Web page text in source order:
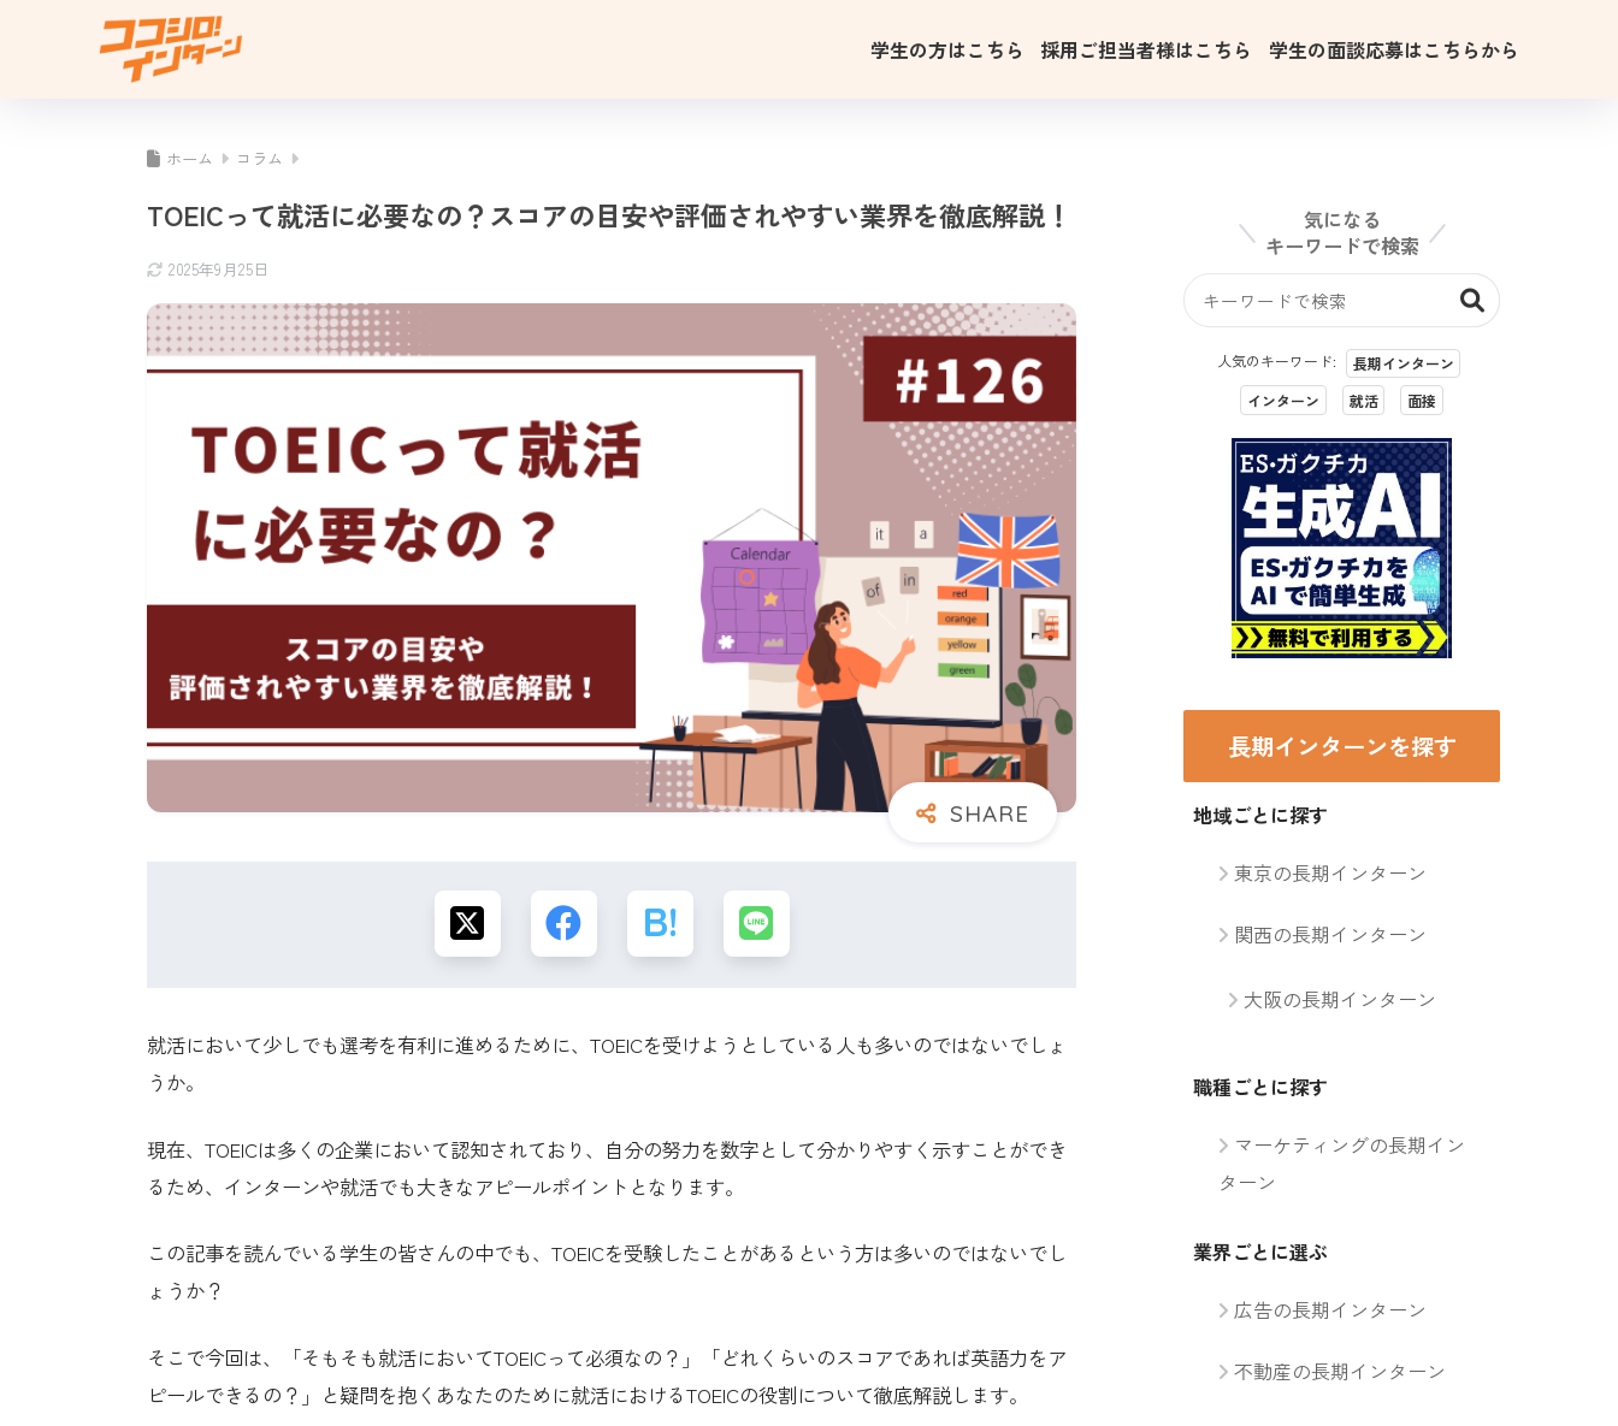
学生の方はこちら 採用ご担当者様はこちら 学生の面談応募はこちらから
ホーム コラム
TOEICって就活に必要なの？スコアの目安や評価されやすい業界を徹底解説！
2025年9月25日
就活において少しでも選考を有利に進めるために、TOEICを受けようとしている人も多いのではないでしょ
うか。
現在、TOEICは多くの企業において認知されており、自分の努力を数字として分かりやすく示すことができ
るため、インターンや就活でも大きなアピールポイントとなります。
この記事を読んでいる学生の皆さんの中でも、TOEICを受験したことがあるという方は多いのではないでし
ょうか？
そこで今回は、「そもそも就活においてTOEICって必須なの？」「どれくらいのスコアであれば英語力をア
ピールできるの？」と疑問を抱くあなたのために就活におけるTOEICの役割について徹底解説します。
気になる
キーワードで検索
人気のキーワード:
長期インターン
インターン
就活 面接
長期インターンを探す
地域ごとに探す
東京の長期インターン
関西の長期インターン
大阪の長期インターン
職種ごとに探す
マーケティングの長期イン
ターン
業界ごとに選ぶ
広告の長期インターン
不動産の長期インターン